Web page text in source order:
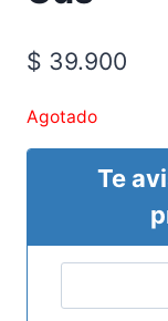
$ 39.900
Agotado
Te